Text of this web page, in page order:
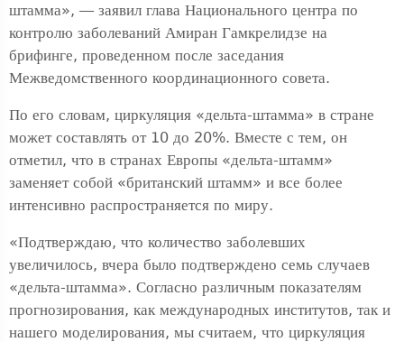
штамма», — заявил глава Национального центра по
контролю заболеваний Амиран Гамкрелидзе на
брифинге, проведенном после заседания
Межведомственного координационного совета.
По его словам, циркуляция «дельта-штамма» в стране
может составлять от 10 до 20%. Вместе с тем, он
отметил, что в странах Европы «дельта-штамм»
заменяет собой «британский штамм» и все более
интенсивно распространяется по миру.
«Подтверждаю, что количество заболевших
увеличилось, вчера было подтверждено семь случаев
«дельта-штамма». Согласно различным показателям
прогнозирования, как международных институтов, так и
нашего моделирования, мы считаем, что циркуляция